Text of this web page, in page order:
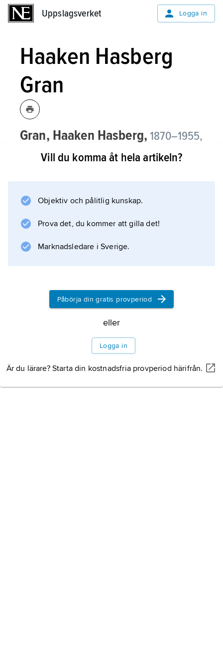
Uppslagsverket Logga in
Haaken Hasberg
Gran
Gran, Haaken Hasberg, 1870–1955,
norsk botanist och havsforskare,
professor vid Oslo universitet 1905–40.
där han bl.a. framhävde betydelsen av
Vill du komma åt hela artikeln?
Objektiv och pålitlig kunskap.
Prova det, du kommer att gilla det!
Marknadsledare i Sverige.
Påbörja din gratis provperiod
eller
Logga in
Är du lärare? Starta din kostnadsfria provperiod härifrån.